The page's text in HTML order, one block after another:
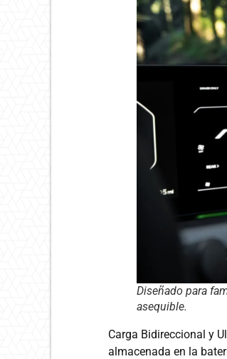
Diseñado para
asequible.
Carga Bidireccional y
almacenada en la